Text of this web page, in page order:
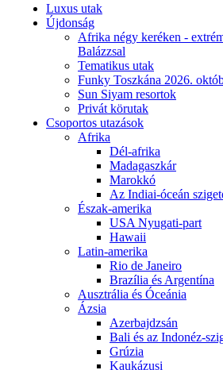
Luxus utak
Újdonság
Afrika négy keréken -
Balázzsal
Tematikus utak
Funky Toszkána 2026.
Sun Siyam resortok
Privát körutak
Csoportos utazások
Afrika
Dél-afrika
Madagaszkár
Marokkó
Az Indiai-óceán
Észak-amerika
USA Nyugati-part
Hawaii
Latin-amerika
Rio de Janeiro
Brazília és Argentína
Ausztrália és Óceánia
Ázsia
Azerbajdzsán
Bali és az Indonéz-
Grúzia
Kaukázusi